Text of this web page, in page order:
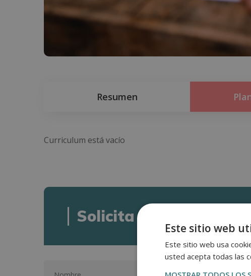
Resumen
Curriculum está vacío
Solicita información
Este sitio web
Este sitio web usa
usted acepta todas las
MOSTRAR TODOS LOS